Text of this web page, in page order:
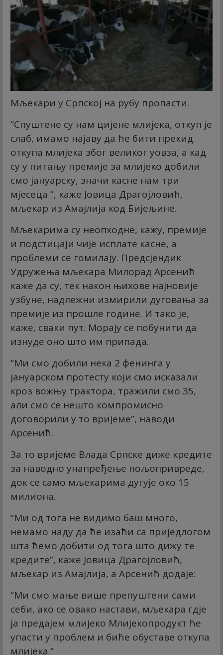
Мљекари у Српској на рубу пропасти.
“Спуштене су нам цијене млијека, откуп је
слаб, имамо најаву да ће бити прекид
откупа млијека због великог уовза, а кад
су у питању премије за млијеко добили
смо јануарску, значи касне нам три
мјесеца “, каже Јовица Драгојловић,
мљекар из Амајлија код Бијељине.
Мљекарима су неопходне, кажу, премије
и подстицаји чије исплате касне, а
проблеми се гомилају. Предсјендик
Удружења мљекара Милорад Арсенић
каже да су, тек након њихове најновије
узбуне, надлежни измирили дуговања за
премије из прошле године. И тако је,
каже, сваки пут. Морају се побунити да
изнуде оно што им припада.
“Ми смо добили нека 2 фенинга у
јануарском протесту који смо исказали
кроз вожњу трактора, тражили смо 35,
али смо се нешто компромисно
договорили у то вријеме”, наводи
Арсенић.
За то вријеме Влада Српске диже кредите
за наводно унапређење пољопривреде,
док се само мљекарима дугује око 15
милиона.
“Ми од тога не видимо баш много,
немамо наду да ће изаћи са приједлогом
шта ћемо добити од тога што дижу те
кредите”, каже Јовица Драгојловић,
мљекар из Амајлија, а Арсенић додаје:
“Ми смо мање више препуштени сами
себи, ако се овако настави, мљекара гдје
ја предајем млијеко Млијекопродукт ће
упасти у проблем и биће обуставе откупа
млијека.”